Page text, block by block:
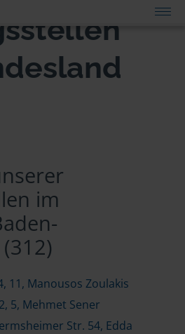
im
11, Manousos Zoulakis
5, Mehmet Sener
Str. 54, Edda